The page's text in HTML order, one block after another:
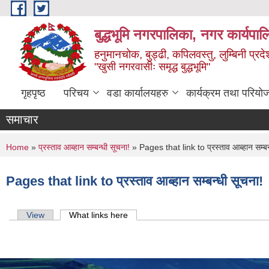
Skip to main content
बुद्धभूमि नगरपालिका, नगर
हनुमानचोक, बुड्ढी, कपिलवस्तु, लुम्बिनी
"खुसी नगरवासीः समृद्ध बुद्धभूमि"
गृहपृष्ठ परिचय वडा कार्यालयहरु कार्यक्रम तथा
समाचार
You are here
Home » प्रस्ताव आब्हान सम्बन्धी सूचना! » Pages that link to प्रस्ताव आब्हान
Pages that link to प्रस्ताव आब्हान सम्बन्धी सूचना!
Primary tabs
View What links here